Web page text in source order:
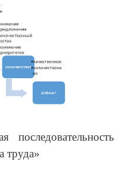
последовательность
труда»